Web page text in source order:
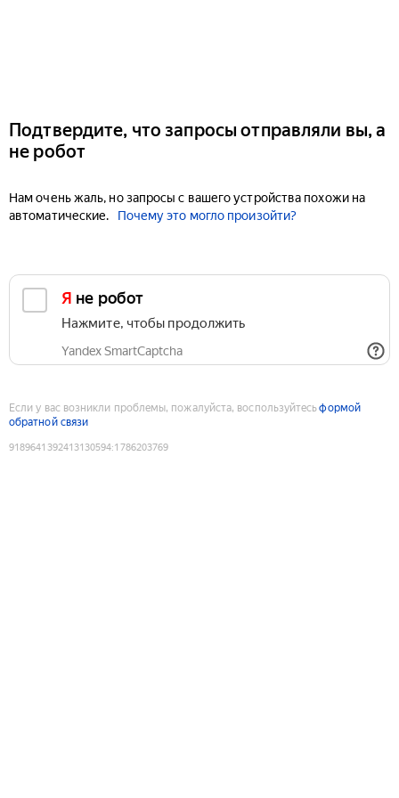
Подтвердите, что запросы отправляли вы, а
не робот
Нам очень жаль, но запросы с вашего устройства похожи на
автоматические.
Почему это могло произойти?
Я не робот
Нажмите, чтобы продолжить
Yandex SmartCaptcha
Если у вас возникли проблемы, пожалуйста, воспользуйтесьформой
обратной связи
9189641392413130594:1786203769